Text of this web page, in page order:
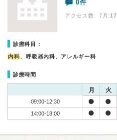
0件
アクセス数 7月:17
診療科目：
内科、呼吸器内科、アレルギー科
診療時間
月 火
09:00-12:30
14:00-18:00